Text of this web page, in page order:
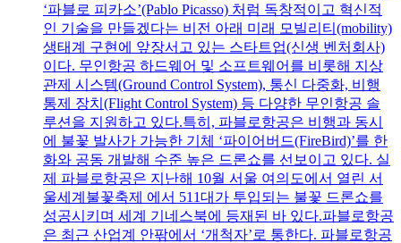
‘파블로 피카소’(Pablo Picasso) 처럼 독창적이고 혁신적
인 기술을 만들겠다는 비전 아래 미래 모빌리티(mobility)
생태계 구현에 앞장서고 있는 스타트업(신생 벤처회사)
이다. 무인항공 하드웨어 및 소프트웨어를 비롯해 지상
관제 시스템(Ground Control System), 통신 다중화, 비행
통제 장치(Flight Control System) 등 다양한 무인항공 솔
루션을 지원하고 있다.특히, 파블로항공은 비행과 동시
에 불꽃 발사가 가능한 기체 ‘파이어버드(FireBird)’를 한
화와 공동 개발해 수준 높은 드론쇼를 선보이고 있다. 실
제 파블로항공은 지난해 10월 서울 여의도에서 열린 서
울세계불꽃축제 에서 511대가 투입되는 불꽃 드론쇼를
성공시키며 세계 기네스북에 등재된 바 있다.파블로항공
은 최근 산업계 안팎에서 ‘개척자’로 통한다. 파블로항공